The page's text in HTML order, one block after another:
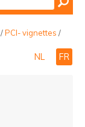
/PCI- vignettes /
NL FR